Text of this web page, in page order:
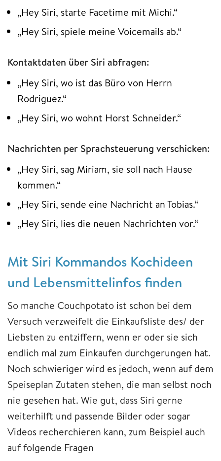
„Hey Siri, starte Facetime mit Michi.“
„Hey Siri, spiele meine Voicemails ab.“
Kontaktdaten über Siri abfragen:
„Hey Siri, wo ist das Büro von Herrn
Rodriguez.“
„Hey Siri, wo wohnt Horst Schneider.“
Nachrichten per Sprachsteuerung verschicken:
„Hey Siri, sag Miriam, sie soll nach Hause
kommen.“
„Hey Siri, sende eine Nachricht an Tobias.“
„Hey Siri, lies die neuen Nachrichten vor.“
Mit Siri Kommandos Kochideen
und Lebensmittelinfos finden
So manche Couchpotato ist schon bei dem
Versuch verzweifelt die Einkaufsliste des/ der
Liebsten zu entziffern, wenn er oder sie sich
endlich mal zum Einkaufen durchgerungen hat.
Noch schwieriger wird es jedoch, wenn auf dem
Speiseplan Zutaten stehen, die man selbst noch
nie gesehen hat. Wie gut, dass Siri gerne
weiterhilft und passende Bilder oder sogar
Videos recherchieren kann, zum Beispiel auch
auf folgende Fragen